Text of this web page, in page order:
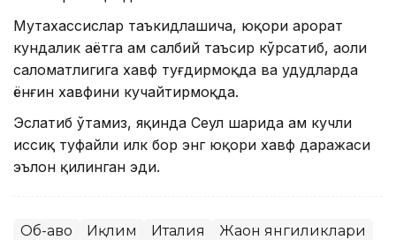
Мутахассислар таъкидлашича, юқори ҳарорат
кундалик ҳаётга ҳам салбий таъсир кўрсатиб, аҳоли
саломатлигига хавф туғдирмоқда ва ҳудудларда
ёнғин хавфини кучайтирмоқда.
Эслатиб ўтамиз, яқинда Сеул шаҳрида ҳам кучли
иссиқ туфайли илк бор энг юқори хавф даражаси
эълон қилинган эди.
Об-ҳаво Иқлим Италия Жаҳон янгиликлари